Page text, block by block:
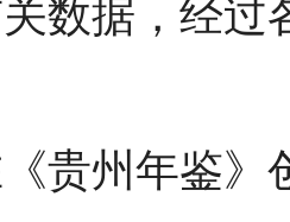
数据，经过
贵州年鉴